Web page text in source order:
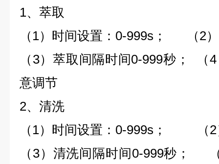
1、萃取
（1）时间设置：0-999s； （2
（3）萃取间隔时间0-999秒； （
意调节
2、清洗
（1）时间设置：0-999s； （2
（3）清洗间隔时间0-999秒；